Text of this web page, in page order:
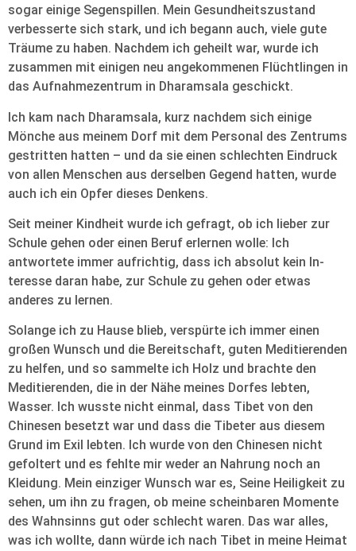
sogar einige Segenspillen. Mein Gesundheitszustand
verbesserte sich stark, und ich begann auch, viele gute
Träume zu haben. Nachdem ich geheilt war, wurde ich
zusammen mit einigen neu angekommenen Flüchtlingen in
das Aufnahmezentrum in Dharamsala geschickt.
Ich kam nach Dharamsala, kurz nachdem sich einige
Mönche aus meinem Dorf mit dem Personal des Zentrums
gestritten hatten – und da sie einen schlechten Eindruck
von allen Menschen aus derselben Gegend hatten, wurde
auch ich ein Opfer dieses Denkens.
Seit meiner Kindheit wurde ich gefragt, ob ich lieber zur
Schule gehen oder einen Beruf erlernen wolle: Ich
antwortete immer aufrichtig, dass ich absolut kein In-
teresse daran habe, zur Schule zu gehen oder etwas
anderes zu lernen.
Solange ich zu Hause blieb, verspürte ich immer einen
großen Wunsch und die Bereitschaft, guten Meditierenden
zu helfen, und so sammelte ich Holz und brachte den
Meditierenden, die in der Nähe meines Dorfes lebten,
Wasser. Ich wusste nicht einmal, dass Tibet von den
Chinesen besetzt war und dass die Tibeter aus diesem
Grund im Exil lebten. Ich wurde von den Chinesen nicht
gefoltert und es fehlte mir weder an Nahrung noch an
Kleidung. Mein einziger Wunsch war es, Seine Heiligkeit zu
sehen, um ihn zu fragen, ob meine scheinbaren Momente
des Wahnsinns gut oder schlecht waren. Das war alles,
was ich wollte, dann würde ich nach Tibet in meine Heimat